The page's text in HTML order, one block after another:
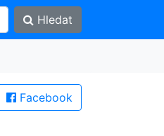
Hledat
Facebook